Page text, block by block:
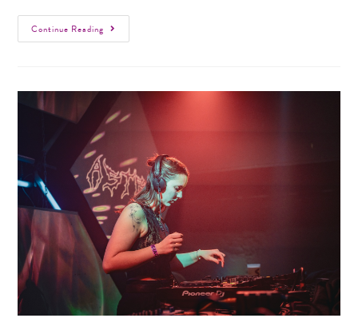
Continue Reading